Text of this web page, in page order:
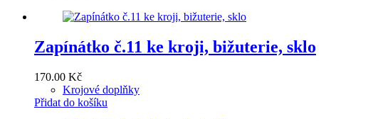
Zapínátko č.11 ke kroji, bižuterie, sklo
170.00 Kč
Krojové doplňky
Přidat do košíku